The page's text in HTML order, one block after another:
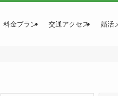
料金プラン 交通アクセス 婚活